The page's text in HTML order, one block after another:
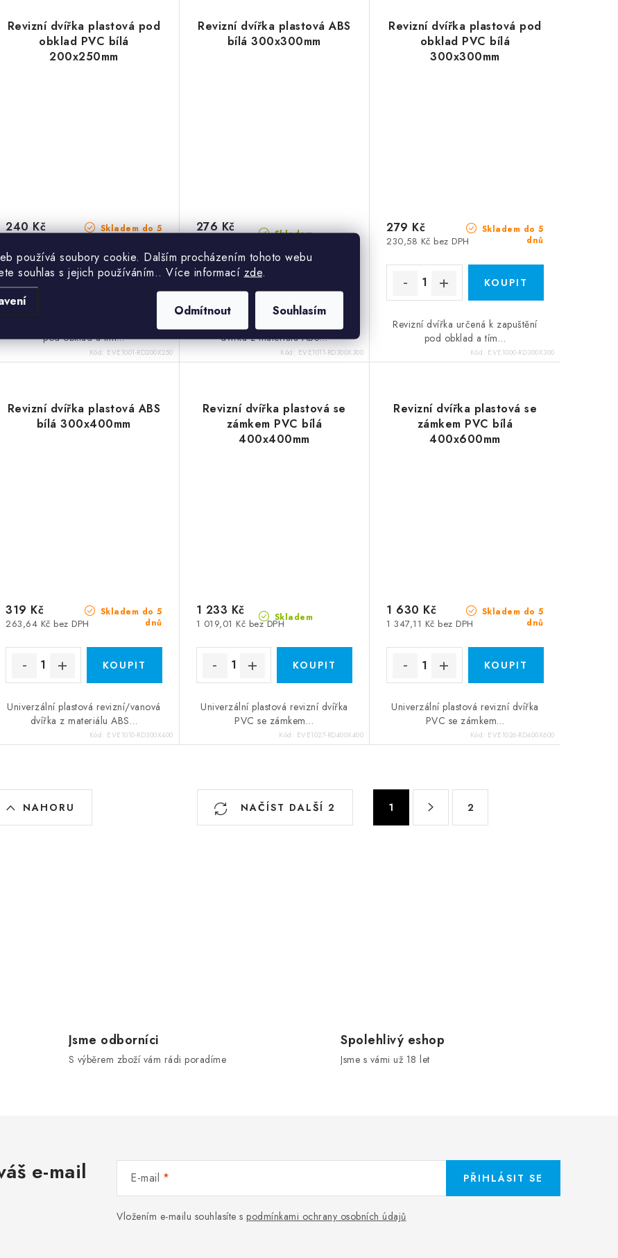
používá soubory cookie. Dalším procházením tohoto webu
souhlas s jejich používáním.. Více informací zde.
Odmítnout Souhlasím
Revizní dvířka plastová pod
obklad PVC bílá
200x250mm
Skladem do 5
240 Kč
pod obklad a tím…
Kód: EVE1001-RD200X250
Revizní dvířka plastová ABS
bílá 300x300mm
Skladem
276 Kč
Univerzální plastová revizní/vanová
dvířka z materiálu ABS…
Kód: EVE1011-RD300X300
Revizní dvířka plastová pod
obklad PVC bílá
300x300mm
Skladem do 5
dnů
230,58 Kč bez DPH
279 Kč
Revizní dvířka určená k zapuštění
pod obklad a tím…
Kód: EVE1000-RD300X300
Revizní dvířka plastová ABS
bílá 300x400mm
Skladem do 5
dnů
263,64 Kč bez DPH
319 Kč
Univerzální plastová revizní/vanová
dvířka z materiálu ABS…
Kód: EVE1010-RD300X400
Revizní dvířka plastová se
zámkem PVC bílá
400x400mm
Skladem
1 019,01 Kč bez DPH
1 233 Kč
Univerzální plastová revizní dvířka
PVC se zámkem…
Kód: EVE1027-RD400X400
Revizní dvířka plastová se
zámkem PVC bílá
400x600mm
Skladem do 5
dnů
1 347,11 Kč bez DPH
1 630 Kč
Univerzální plastová revizní dvířka
PVC se zámkem…
Kód: EVE1026-RD400X600
Ovládací prvky výpisu NAČÍST DALŠÍ 2 Stránkování
1 2
NAHORU
Jsme odborníci
S výběrem zboží vám rádi poradíme
Spolehlivý eshop
Jsme s vámi už 18 let
e-mail E-mail
Vložením e-mailu souhlasíte s podmínkami ochrany osobních údajů
PŘIHLÁSIT SE